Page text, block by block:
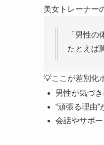
美女トレーナー
「男性の
たとえば
💡ここが差別化
男性が気づ
“頑張る理由
会話やサポ